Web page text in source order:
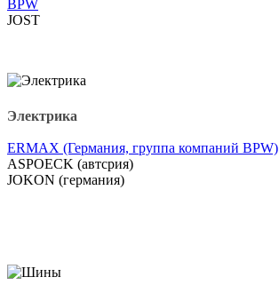
BPW
JOST
Электрика
ERMAX (Германия, группа компаний BPW)
ASPOECK (автсрия)
JOKON (германия)